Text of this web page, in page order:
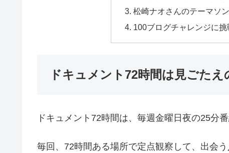
松崎ナオさんのテーマソ
100ブログチャレンジに挑
ドキュメント72時間は見ごた
ドキュメント72時間は、毎週金曜日夜の25分番
毎回、72時間ある場所で定点観察して、出会